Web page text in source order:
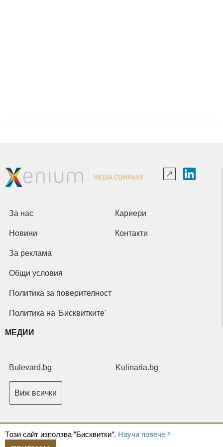
Tози сайт използва "Бисквитки". Научи повече
За нас Кариери
Новини Контакти
За реклама
Общи условия
Политика за поверителност
Политика на 'Бисквитките'
МЕДИИ
Bulevard.bg Kulinaria.bg
Виж всички